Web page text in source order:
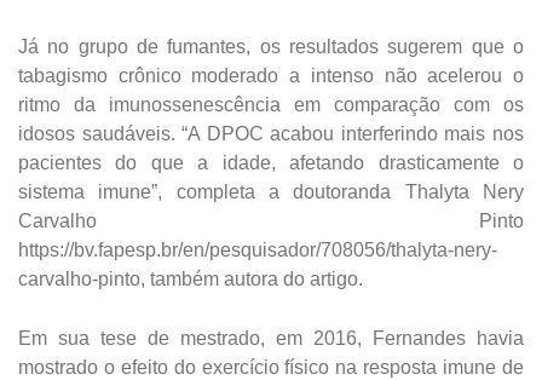
Já no grupo de fumantes, os resultados sugerem que o
tabagismo crônico moderado a intenso não acelerou o
ritmo da imunossenescência em comparação com os
idosos saudáveis. “A DPOC acabou interferindo mais nos
pacientes do que a idade, afetando drasticamente o
sistema imune”, completa a doutoranda Thalyta Nery
Carvalho Pinto
https://bv.fapesp.br/en/pesquisador/708056/thalyta-nery-
carvalho-pinto, também autora do artigo.
Em sua tese de mestrado, em 2016, Fernandes havia
mostrado o efeito do exercício físico na resposta imune de